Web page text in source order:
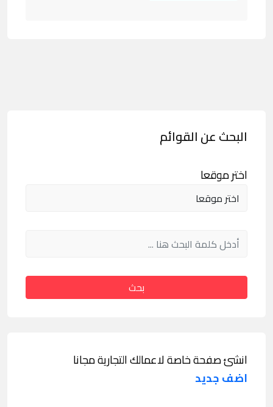
البحث عن القوائم
اختر موقعا
بحث
انشئ صفحة خاصة لاعمالك التجارية مجانا
اضف جديد